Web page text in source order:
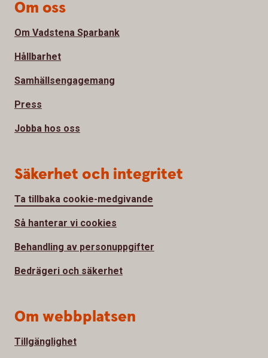
Om oss
Om Vadstena Sparbank
Hållbarhet
Samhällsengagemang
Press
Jobba hos oss
Säkerhet och integritet
Ta tillbaka cookie-medgivande
Så hanterar vi cookies
Behandling av personuppgifter
Bedrägeri och säkerhet
Om webbplatsen
Tillgänglighet